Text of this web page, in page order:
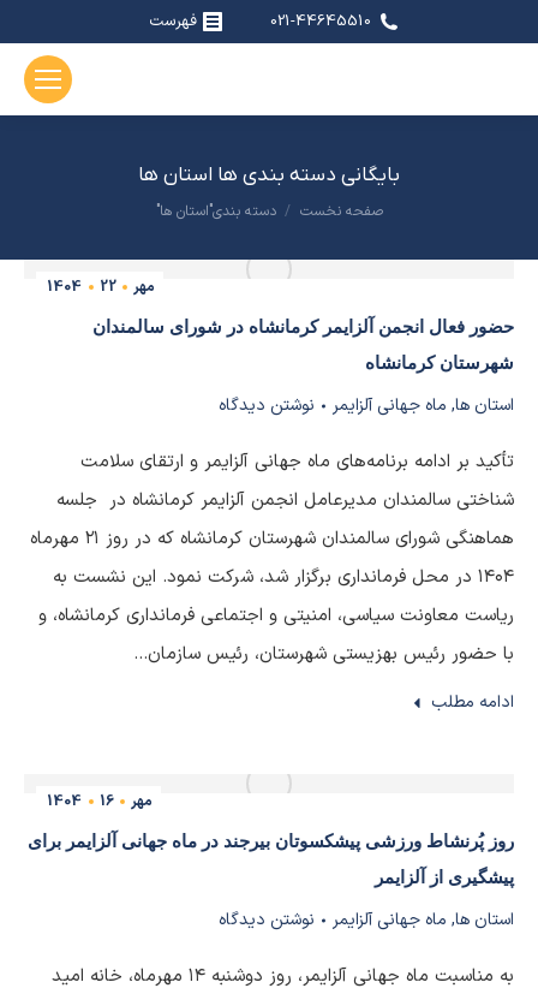
021-44645510 فهرست
بایگانی دسته بندی ها استان ها
مکان شما:
صفحه نخست دسته بندی"استان ها"
مهر 22
1404
حضور فعال انجمن آلزایمر کرمانشاه در شورای سالمندان
شهرستان کرمانشاه
استان ها, ماه جهانی آلزایمر نوشتن دیدگاه
تأکید بر ادامه برنامه‌های ماه جهانی آلزایمر و ارتقای سلامت
شناختی سالمندان مدیرعامل انجمن آلزایمر کرمانشاه در جلسه
هماهنگی شورای سالمندان شهرستان کرمانشاه که در روز ۲۱ مهرماه
۱۴۰۴ در محل فرمانداری برگزار شد، شرکت نمود. این نشست به
ریاست معاونت سیاسی، امنیتی و اجتماعی فرمانداری کرمانشاه، و
با حضور رئیس بهزیستی شهرستان، رئیس سازمان…
ادامه مطلب
مهر 16
1404
روز پُرنشاط ورزشی پیشکسوتان بیرجند در ماه جهانی آلزایمر برای
پیشگیری از آلزایمر
استان ها, ماه جهانی آلزایمر نوشتن دیدگاه
به مناسبت ماه جهانی آلزایمر، روز دوشنبه ۱۴ مهرماه، خانه امید